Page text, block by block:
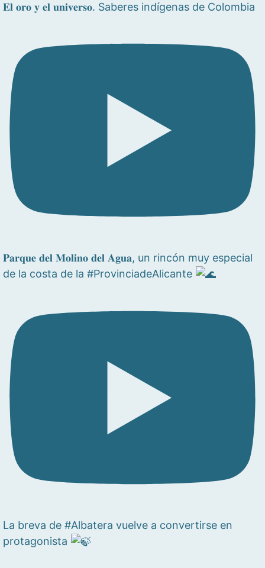
𝐄𝐥 𝐨𝐫𝐨 𝐲 𝐞𝐥 𝐮𝐧𝐢𝐯𝐞𝐫𝐬𝐨. Saberes indígenas de Colombia
𝐏𝐚𝐫𝐪𝐮𝐞 𝐝𝐞𝐥 𝐌𝐨𝐥𝐢𝐧𝐨 𝐝𝐞𝐥 𝐀𝐠𝐮𝐚, un rincón muy especial
de la costa de la #ProvinciadeAlicante
La breva de #Albatera vuelve a convertirse en
protagonista